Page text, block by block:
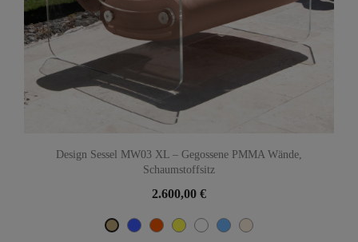
Design Sessel MW03 XL – Gegossene PMMA Wände,
Schaumstoffsitz
2.600,00 €
BeigeBlauOrangeGelbWeißTÜRKISCH-BLAU
Hellbeige